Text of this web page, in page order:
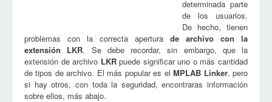
determinada parte
de los usuarios.
De hecho, tienen
problemas con la correcta apertura de archivo con la
extensión LKR. Se debe recordar, sin embargo, que la
extensión de archivo LKRpuede significar uno o más cantidad
de tipos de archivo. El más popular es elMPLAB Linker, pero
si hay otros, con toda la seguridad, encontraras información
sobre ellos, más abajo.